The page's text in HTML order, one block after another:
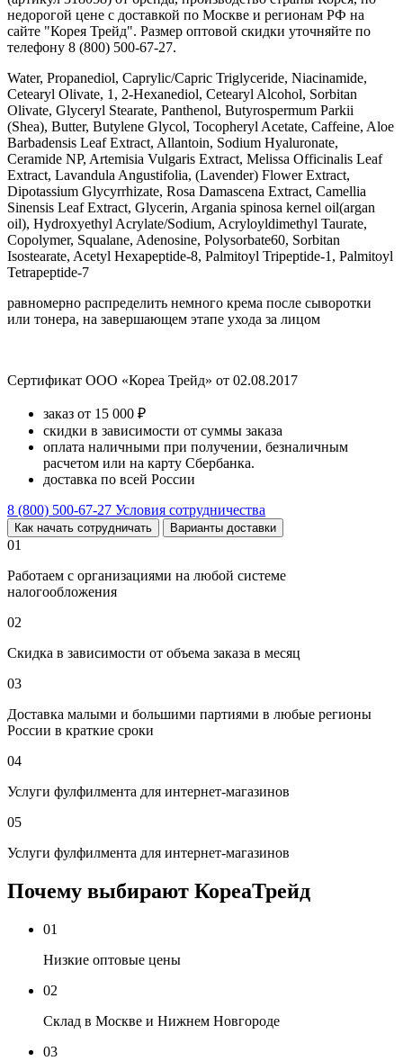
недорогой цене с доставкой по Москве и регионам РФ на
сайте "Корея Трейд". Размер оптовой скидки уточняйте по
телефону 8 (800) 500-67-27.
Water, Propanediol, Caprylic/Capric Triglyceride, Niacinamide,
Cetearyl Olivate, 1, 2-Hexanediol, Cetearyl Alcohol, Sorbitan
Olivate, Glyceryl Stearate, Panthenol, Butyrospermum Parkii
(Shea), Butter, Butylene Glycol, Tocopheryl Acetate, Caffeine, Aloe
Barbadensis Leaf Extract, Allantoin, Sodium Hyaluronate,
Ceramide NP, Artemisia Vulgaris Extract, Melissa Officinalis Leaf
Extract, Lavandula Angustifolia, (Lavender) Flower Extract,
Dipotassium Glycyrrhizate, Rosa Damascena Extract, Camellia
Sinensis Leaf Extract, Glycerin, Argania spinosa kernel oil(argan
oil), Hydroxyethyl Acrylate/Sodium, Acryloyldimethyl Taurate,
Copolymer, Squalane, Adenosine, Polysorbate60, Sorbitan
Isostearate, Acetyl Hexapeptide-8, Palmitoyl Tripeptide-1, Palmitoyl
Tetrapeptide-7
равномерно распределить немного крема после сыворотки
или тонера, на завершающем этапе ухода за лицом
Сертификат ООО «Кореа Трейд» от 02.08.2017
заказ от 15 000 ₽
скидки в зависимости от суммы заказа
оплата наличными при получении, безналичным
расчетом или на карту Сбербанка.
доставка по всей России
8 (800) 500-67-27 Условия сотрудничества
Как начать сотрудничать Варианты доставки
01
Работаем с организациями на любой системе
налогообложения
02
Скидка в зависимости от объема заказа в месяц
03
Доставка малыми и большими партиями в любые регионы
России в краткие сроки
04
Услуги фулфилмента для интернет-магазинов
05
Услуги фулфилмента для интернет-магазинов
Почему выбирают КореаТрейд
01
Низкие оптовые цены
02
Склад в Москве и Нижнем Новгороде
03